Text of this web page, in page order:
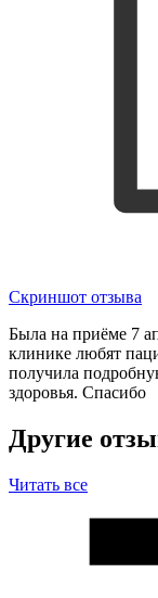
Скриншот отзыва
Была на приёме 7
клинике любят
получила
здоровья. Спасибо
Другие
Читать все